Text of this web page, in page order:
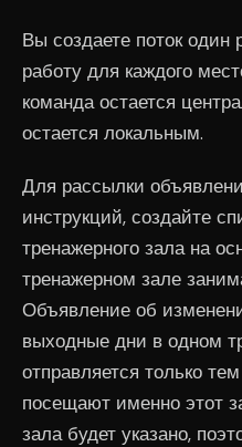
Вы создаете поток один
работу для каждого
команда остается
остается локальным.
Для рассылки
инструкций, создайте
тренажерного зала на
тренажерном зале
Объявление об
выходные дни в одном
отправляется только
посещают именно этот
зала будет указано,